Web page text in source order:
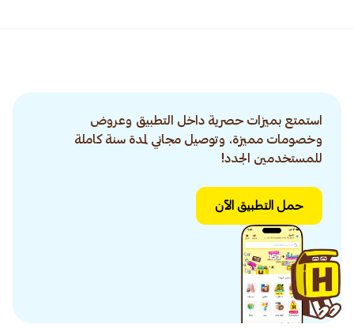
استمتع بميزات حصرية داخل التطبيق وعروض
وخصومات مميزة. وتوصيل مجاني لمدة سنة كاملة
للمستخدمين الجدد!
حمل التطبيق الآن